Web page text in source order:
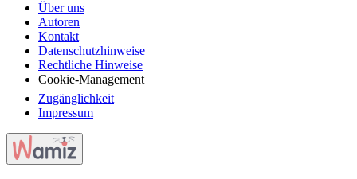
Über uns
Autoren
Kontakt
Datenschutzhinweise
Rechtliche Hinweise
Cookie-Management
Zugänglichkeit
Impressum